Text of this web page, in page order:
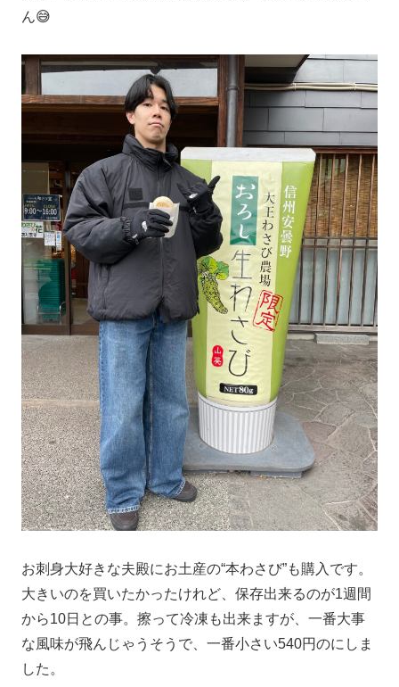
ん😅
お刺身大好きな夫殿にお土産の“本わさび”も購入です。
大きいのを買いたかったけれど、保存出来るのが1週間
から10日との事。擦って冷凍も出来ますが、一番大事
な風味が飛んじゃうそうで、一番小さい540円のにしま
した。